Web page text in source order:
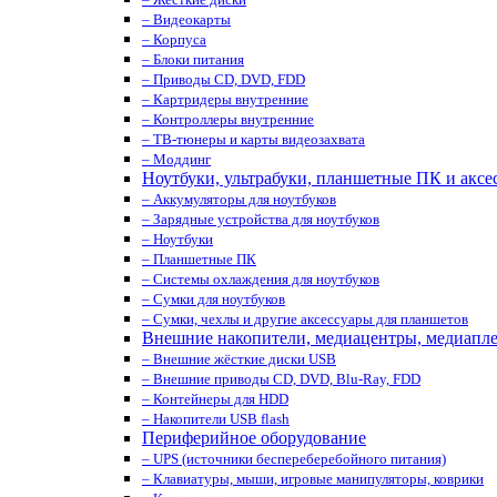
– Видеокарты
– Корпуса
– Блоки питания
– Приводы CD, DVD, FDD
– Картридеры внутренние
– Контроллеры внутренние
– ТВ-тюнеры и карты видеозахвата
– Моддинг
Ноутбуки, ультрабуки, планшетные ПК и
– Аккумуляторы для ноутбуков
– Зарядные устройства для ноутбуков
– Ноутбуки
– Планшетные ПК
– Системы охлаждения для ноутбуков
– Сумки для ноутбуков
– Сумки, чехлы и другие аксессуары для планшетов
Внешние накопители, медиацентры,
– Внешние жёсткие диски USB
– Внешние приводы CD, DVD, Blu-Ray, FDD
– Контейнеры для HDD
– Накопители USB flash
Периферийное оборудование
– UPS (источники беспереберебойного питания)
– Клавиатуры, мыши, игровые манипуляторы, коврики